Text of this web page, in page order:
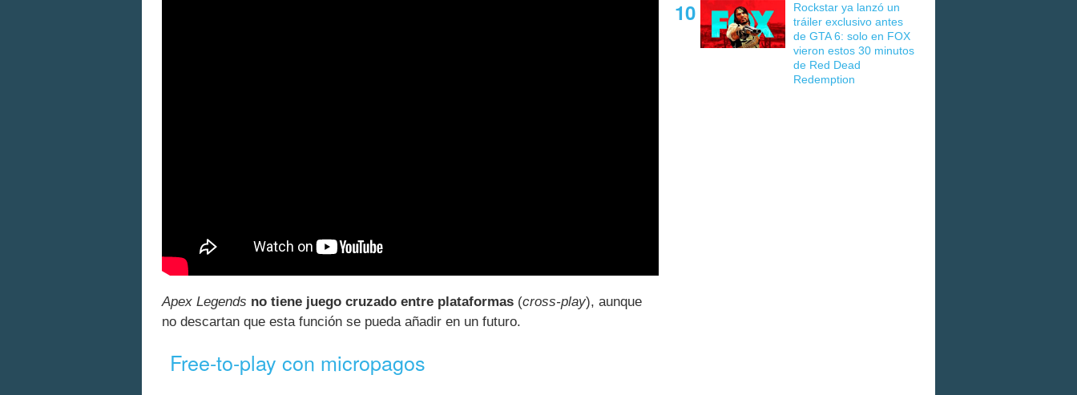
Apex Legends no tiene juego cruzado entre plataformas (cross-play), aunque
no descartan que esta función se pueda añadir en un futuro.
Free-to-play con micropagos
Rockstar ya lanzó un
tráiler exclusivo antes
de GTA 6: solo en FOX
vieron estos 30 minutos
de Red Dead
Redemption